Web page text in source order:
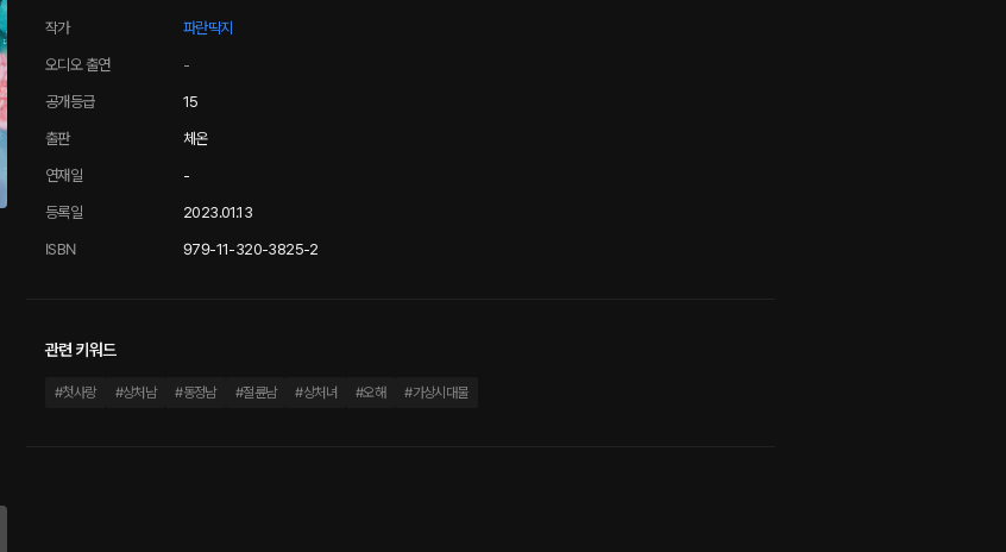
작가 파란딱지
오디오 출연 -
공개등급 15
출판 체온
연재일 -
등록일 2023.01.13
ISBN 979-11-320-3825-2
관련 키워드
#첫사랑 #상처남 #동정남 #절륜남 #상처녀 #오해 #가상시대물